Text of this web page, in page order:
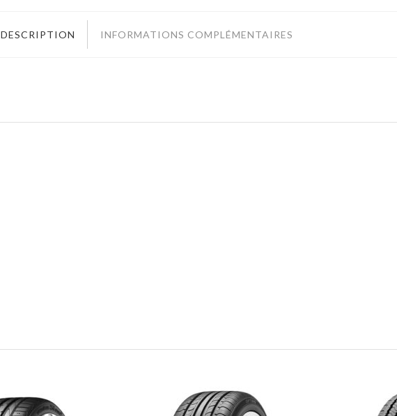
DESCRIPTION INFORMATIONS COMPLÉMENTAIRES